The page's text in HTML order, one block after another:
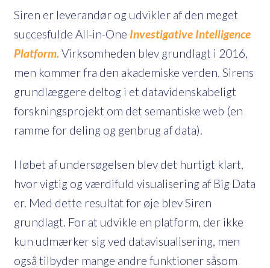
Siren er leverandør og udvikler af den meget
succesfulde All-in-One Investigative Intelligence
Platform.Virksomheden blev grundlagt i 2016,
men kommer fra den akademiske verden. Sirens
grundlæggere deltog i et datavidenskabeligt
forskningsprojekt om det semantiske web (en
ramme for deling og genbrug af data).
I løbet af undersøgelsen blev det hurtigt klart,
hvor vigtig og værdifuld visualisering af Big Data
er. Med dette resultat for øje blev Siren
grundlagt. For at udvikle en platform, der ikke
kun udmærker sig ved datavisualisering, men
også tilbyder mange andre funktioner såsom